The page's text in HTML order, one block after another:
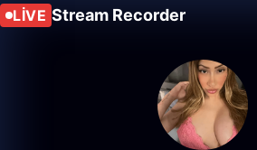
LIVE Stream Recorder